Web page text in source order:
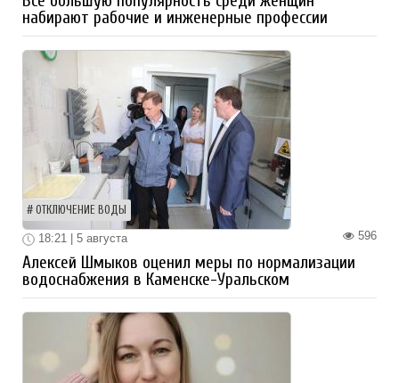
набирают рабочие и инженерные профессии
ОТКЛЮЧЕНИЕ ВОДЫ
596
18:21 | 5 августа
Алексей Шмыков оценил меры по нормализации
водоснабжения в Каменске-Уральском